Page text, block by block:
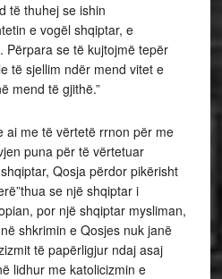
të thuhej se ishin
e vogël shqiptar, e
Përpara se të kujtojmë tepër
të sjellim ndër mend vitet e
mend të gjithë.”
ai me të vërtetë rrnon për me
puna për të vërtetuar
Qosja përdor pikërisht
se një shqiptar i
por një shqiptar mysliman,
shkrimin e Qosjes nuk janë
të papërligjur ndaj asaj
lidhur me katolicizmin e